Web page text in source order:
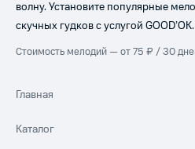
волну. Установите популярные
скучных гудков с услугой GOOD’OK.
Стоимость мелодий — от 75 ₽ / 30
Главная
Каталог